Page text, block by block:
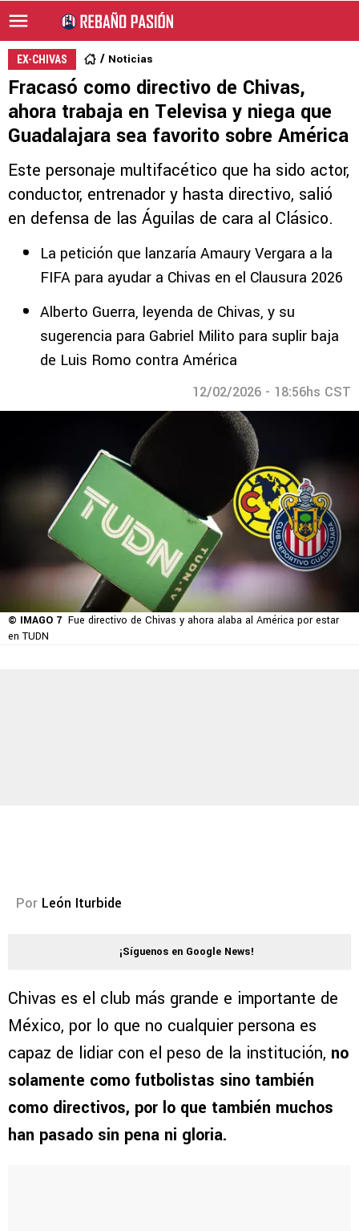
EX-CHIVAS Noticias
Fracasó como directivo de Chivas,
ahora trabaja en Televisa y niega que
Guadalajara sea favorito sobre América
Este personaje multifacético que ha sido actor,
conductor, entrenador y hasta directivo, salió
en defensa de las Águilas de cara al Clásico.
La petición que lanzaría Amaury Vergara a la
FIFA para ayudar a Chivas en el Clausura 2026
Alberto Guerra, leyenda de Chivas, y su
sugerencia para Gabriel Milito para suplir baja
de Luis Romo contra América
12/02/2026 - 18:56hs CST
© IMAGO 7 Fue directivo de Chivas y ahora alaba al América por estar
en TUDN
Por León Iturbide
¡Síguenos en Google News!
Chivas es el club más grande e importante de
México, por lo que no cualquier persona es
capaz de lidiar con el peso de la institución, no
solamente como futbolistas sino también
como directivos, por lo que también muchos
han pasado sin pena ni gloria.